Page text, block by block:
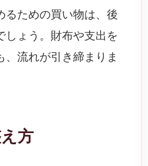
るための買い物は、後
しょう。財布や支出を
、流れが引き締まりま
方